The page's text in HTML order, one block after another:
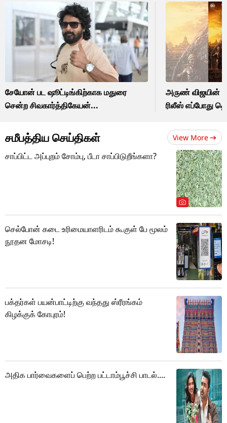
சேயோன் பட ஷூட்டிங்கிற்காக மதுரை
சென்ற சிவகார்த்திகேயன்...
அருண் விஜயின்
ரிலீஸ் எப்போது
சமீபத்திய செய்திகள் View More
சாப்பிட்ட அப்புறம் சோம்பு, பீடா சாப்பிடுறீங்களா?
செல்போன் கடை உரிமையாளரிடம் கூகுள் பே மூலம்
நூதன மோசடி!
பக்தர்கள் பயன்பாட்டிற்கு வந்தது ஸ்ரீரங்கம்
கிழக்குக் கோபுரம்!
அதிக பார்வைகளைப் பெற்ற பட்டாம்பூச்சி பாடல்....